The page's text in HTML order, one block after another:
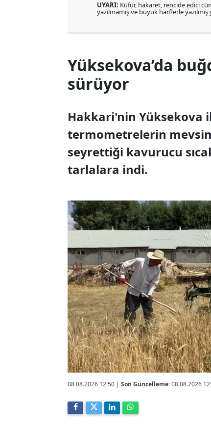
UYARI: Küfür, hakaret, rencide edici
yazılmamış ve büyük harflerle
Yüksekova’da
sürüyor
Hakkari'nin Yüksekova
termometrelerin
seyrettiği kavurucu
tarlalara indi.
08.08.2026 12:50 | Son Güncelleme:08.08.2026